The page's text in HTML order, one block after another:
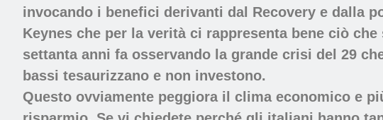
invocando i benefici derivanti dal Recovery e dalla
Keynes che per la verità ci rappresenta bene ciò
settanta anni fa osservando la grande crisi del 29
bassi tesaurizzano e non investono.
Questo ovviamente peggiora il clima economico e